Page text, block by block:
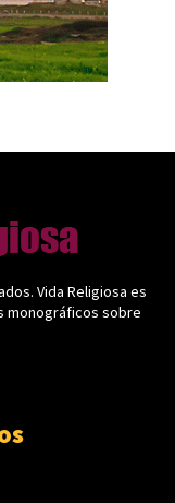
Vida Religiosa es
monográficos sobre